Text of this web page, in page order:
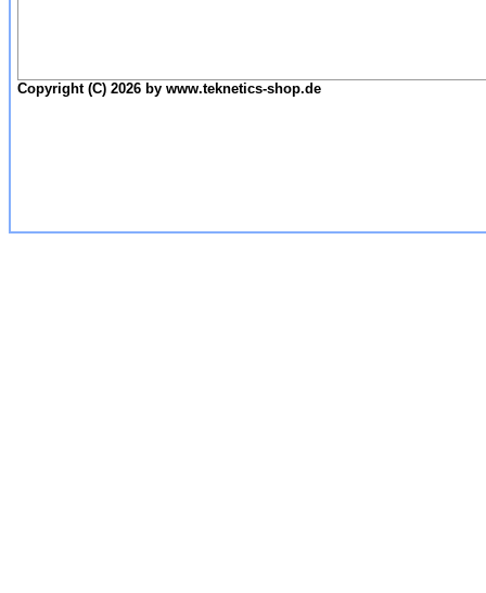
Copyright (C) 2026 by www.teknetics-shop.de